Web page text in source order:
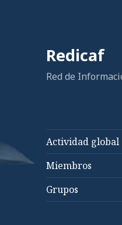
Redicaf
Red de
Actividad global
Miembros
Grupos